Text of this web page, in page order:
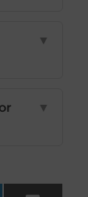
▼
▼